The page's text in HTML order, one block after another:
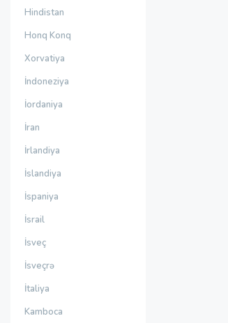
Hindistan
Honq Konq
Xorvatiya
İndoneziya
İordaniya
İran
İrlandiya
İslandiya
İspaniya
İsrail
İsveç
İsveçrə
İtaliya
Kamboca